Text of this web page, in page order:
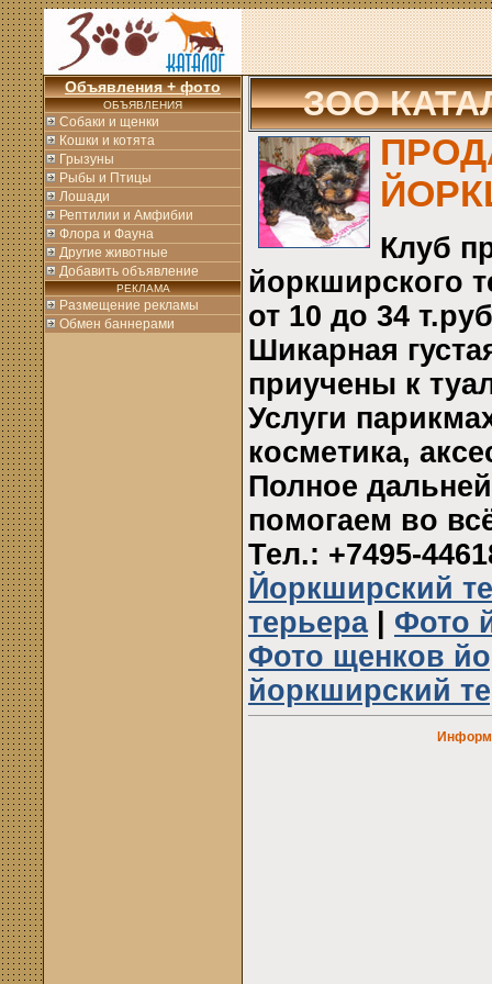
Объявления + фото
ОБЪЯВЛЕНИЯ
Собаки и щенки
Кошки и котята
Грызуны
Рыбы и Птицы
Лошади
Рептилии и Амфибии
Флора и Фауна
Другие животные
Добавить объявление
РЕКЛАМА
Размещение рекламы
Обмен баннерами
ЗОО
Клуб
йоркширского
от 10 до 34
Шикарная
приучены к
Услуги
косметика,
Полное
помогаем во
Тел.: +7495-
Йоркширский
терьера| Фото
Фото щенков
йоркширский